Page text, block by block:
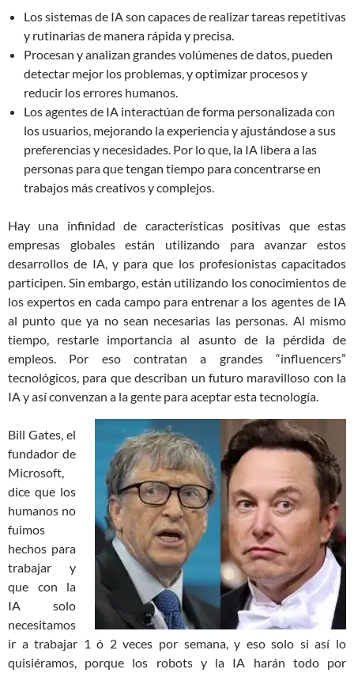
Los sistemas de IA son capaces de realizar tareas repetitivas
y rutinarias de manera rápida y precisa.
Procesan y analizan grandes volúmenes de datos, pueden
detectar mejor los problemas, y optimizar procesos y
reducir los errores humanos.
Los agentes de IA interactúan de forma personalizada con
los usuarios, mejorando la experiencia y ajustándose a sus
preferencias y necesidades. Por lo que, la IA libera a las
personas para que tengan tiempo para concentrarse en
trabajos más creativos y complejos.
Hay una infinidad de características positivas que estas
empresas globales están utilizando para avanzar estos
desarrollos de IA, y para que los profesionistas capacitados
participen. Sin embargo, están utilizando los conocimientos de
los expertos en cada campo para entrenar a los agentes de IA
al punto que ya no sean necesarias las personas. Al mismo
tiempo, restarle importancia al asunto de la pérdida de
empleos. Por eso contratan a grandes “influencers”
tecnológicos, para que describan un futuro maravilloso con la
IA y así convenzan a la gente para aceptar esta tecnología.
Bill Gates, el
fundador de
Microsoft,
dice que los
humanos no
fuimos
hechos para
trabajar y
que con la
IA solo
necesitamos
ir a trabajar 1 ó 2 veces por semana, y eso solo si así lo
quisiéramos, porque los robots y la IA harán todo por